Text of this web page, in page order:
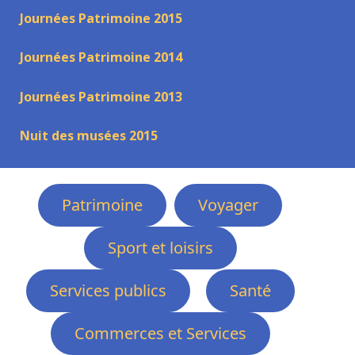
Journées Patrimoine 2015
Journées Patrimoine 2014
Journées Patrimoine 2013
Nuit des musées 2015
Patrimoine
Voyager
Sport et loisirs
Services publics
Santé
Commerces et Services